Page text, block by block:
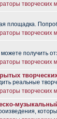
творческих
площадка.
творческих
получить
творческих
реальные
творческих